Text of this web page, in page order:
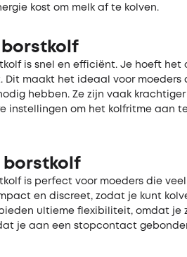
kost om melk af te kolven.
borstkolf
is snel en efficiënt. Je hoeft
Dit maakt het ideaal voor moeders
hebben. Ze zijn vaak
instellingen om het kolfritme aan
borstkolf
is perfect voor moeders die
en discreet, zodat je kunt
ultieme flexibiliteit, omdat je
je aan een stopcontact